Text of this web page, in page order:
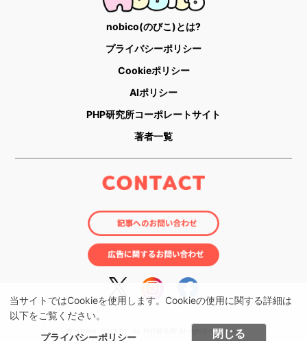
当サイトではCookieを使用します。Cookieの使用に関する詳細は
以下をご覧ください。
プライバシーポリシー
閉じる
nobico(のびこ)とは?
プライバシーポリシー
Cookieポリシー
AIポリシー
PHP研究所コーポレートサイト
著者一覧
© nobico（のびこ） by PHP研究所 All rights reserved.